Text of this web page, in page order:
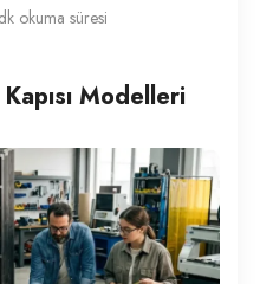
okuma süresi
Modelleri